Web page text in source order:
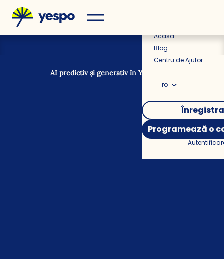
Acasă
Blog
Centru de Ajutor
ro
Programează o
AI predictiv și generativ în Yespo CDP